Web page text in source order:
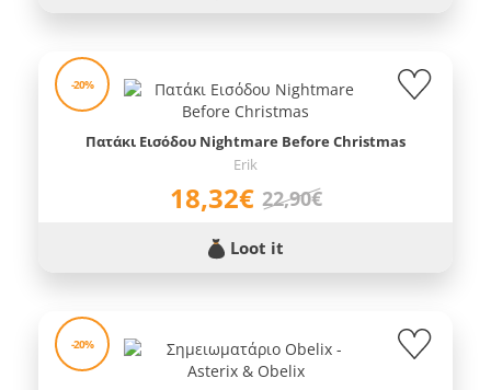
-20%
Πατάκι Εισόδου Nightmare Before Christmas
Erik
18,32€ 22,90€
Loot it
-20%